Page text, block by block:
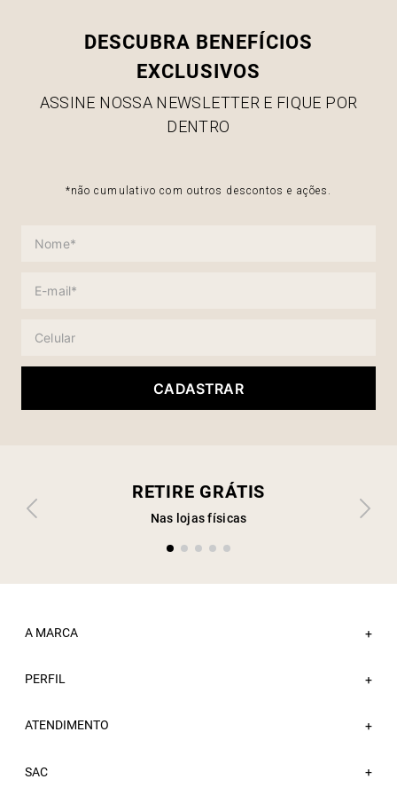
DESCUBRA BENEFÍCIOS
EXCLUSIVOS
ASSINE NOSSA NEWSLETTER E FIQUE POR
DENTRO
*não cumulativo com outros descontos e ações.
CADASTRAR
RETIRE GRÁTIS
Nas lojas físicas
A MARCA +
Sobre a Sacada
Trabalhe Conosco
PERFIL +
Minha Conta
ATENDIMENTO +
Fale Conosco
SAC